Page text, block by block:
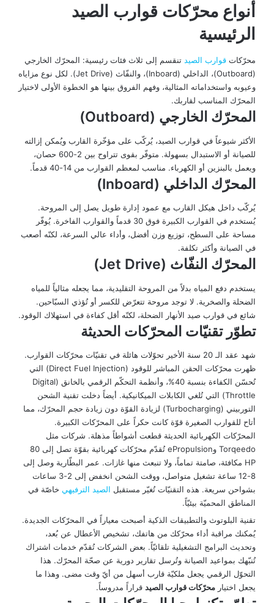
أنواع محرّكات قوارب الصيد
الرئيسية
محرّكات قوارب الصيد تنقسم إلى ثلاث فئات رئيسية: المحرّك الخارجي
(Outboard)، الداخلي (Inboard)، والنفّاث (Jet Drive). لكل نوع مزاياه
وعيوبه واستخداماته المثالية، وفهم الفروق بينها هو الخطوة الأولى لاختيار
المحرّك المناسب لقاربك.
المحرّك الخارجي (Outboard)
الأكثر شيوعاً في قوارب الصيد، يُركّب على مؤخّرة القارب ويُمكن إزالته
للصيانة أو الاستبدال بسهولة. متوفّر بقوى تتراوح بين 2-600 حصان،
ويعمل بالبنزين أو الكهرباء. مناسب لمعظم القوارب من 14-40 قدماً.
المحرّك الداخلي (Inboard)
يُركّب داخل هيكل القارب مع عمود إدارة طويل يصل إلى المروحة.
يُستخدم في القوارب الكبيرة فوق 30 قدماً والقوارب الفاخرة. يُوفّر
مساحة على السطح، توزيع وزن أفضل، وأداء عالي السرعة، لكنّه أصعب
في الصيانة وأكثر تكلفة.
المحرّك النفّاث (Jet Drive)
يستخدم دفع المياه بدلاً من المروحة التقليدية، مما يجعله مثالياً للمياه
الضحلة والصخرية. لا توجد مروحة تتعرّض للكسر أو تُؤذي السبّاحين.
شائع في قوارب صيد الأنهار الضحلة، لكنّه أقل كفاءة في استهلاك الوقود.
تطوّر تقنيّات المحرّكات الحديثة
شهد عقد الـ 20 سنة الأخير تحوّلات هائلة في تقنيّات محرّكات القوارب.
ظهرت محرّكات الحقن المباشر للوقود (Direct Fuel Injection) التي
تُحسّن الكفاءة بنسبة 40%، وأنظمة التحكّم الرقمي بالخانق (Digital
Throttle) التي تُلغي الكابلات الميكانيكية. أيضاً دخلت تقنية الشحن
التوربيني (Turbocharging) لزيادة القوّة دون زيادة حجم المحرّك، مما
أتاح للقوارب الصغيرة قوّة كانت حكراً على المحرّكات الكبيرة.
المحرّكات الكهربائية الحديثة قطعت أشواطاً مذهلة. شركات مثل
Torqeedo وePropulsion تُقدّم محرّكات كهربائية بقوّة تصل إلى 80
HP مكافئة، صامتة تماماً، ولا تنبعث منها غازات. عمر البطّارية وصل إلى
8-12 ساعة تشغيل متواصل، ووقت الشحن انخفض إلى 2-3 ساعات
بشواحن سريعة. هذه التقنيّات تُغيّر مستقبل الصيد الترفيهي خاصّة في
المناطق المحميّة بيئيّاً.
تقنية البلوتوث والتطبيقات الذكية أصبحت معياراً في المحرّكات الجديدة.
يُمكنك مراقبة أداء محرّكك من هاتفك، تشخيص الأعطال عن بُعد،
وتحديث البرامج التشغيلية تلقائيّاً. بعض الشركات تُقدّم خدمات اشتراك
تُنبّهك بمواعيد الصيانة وتُرسل تقارير دورية عن صحّة المحرّك. هذا
التحوّل الرقمي يجعل ملكيّة قارب أسهل من أيّ وقت مضى. وهذا ما
يجعل اختيار محرّكات قوارب الصيد قراراً مدروساً.